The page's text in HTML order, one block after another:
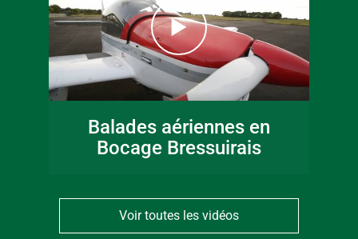
Balades aériennes en
Bocage Bressuirais
Voir toutes les vidéos